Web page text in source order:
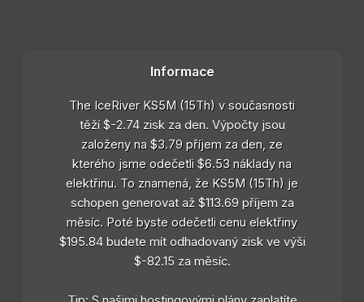
Informace
The IceRiver KS5M (15Th) v současnosti
těží $-2.74 zisk za den. Výpočty jsou
založeny na $3.79 příjem za den, ze
kterého jsme odečetli $6.53 náklady na
elektřinu. To znamená, že KS5M (15Th) je
schopen generovat až $113.69 příjem za
měsíc. Poté byste odečetli cenu elektřiny
$195.84 budete mít odhadovaný zisk ve výši
$-82.15 za měsíc.